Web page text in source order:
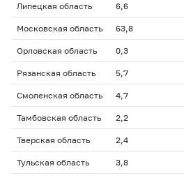
Липецкая область 6,6
Московская область 63,8
Орловская область 0,3
Рязанская область 5,7
Смоленская область 4,7
Тамбовская область 2,2
Тверская область 2,4
Тульская область 3,8